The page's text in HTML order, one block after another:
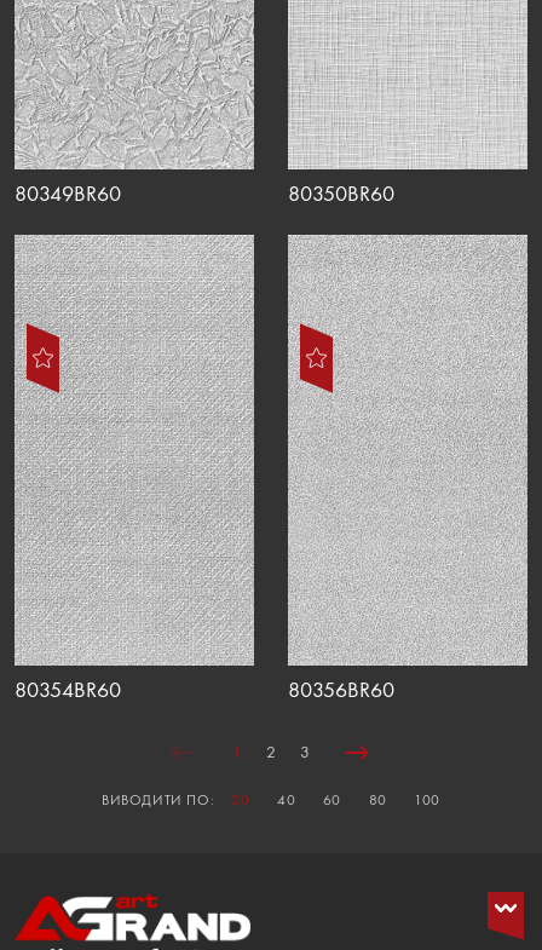
80349BR60 80350BR60
80354BR60 80356BR60
1 2 3
ВИВОДИТИ ПО: 20 40 60 80 100